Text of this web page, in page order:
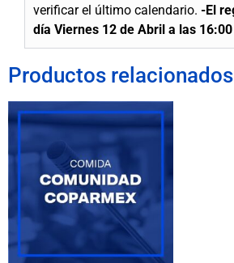
verificar el último calendario. -El
día Viernes 12 de Abril a las
Productos relacionados